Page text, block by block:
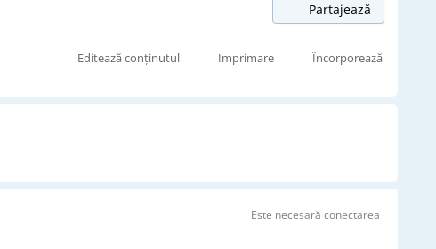
Partajează
Editează conținutul Imprimare Încorporează
Este necesară conectarea